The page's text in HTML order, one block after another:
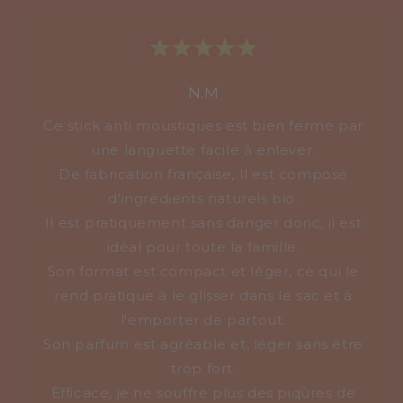
N.M
Ce stick anti moustiques est bien fermé par
une languette facile à enlever.
De fabrication française, Il est composé
d'ingrédients naturels bio.
Il est pratiquement sans danger donc, il est
idéal pour toute la famille.
Son format est compact et léger, ce qui le
rend pratique à le glisser dans le sac et à
l'emporter de partout.
Son parfum est agréable et, léger sans être
trop fort.
Efficace, je ne souffre plus des piqûres de